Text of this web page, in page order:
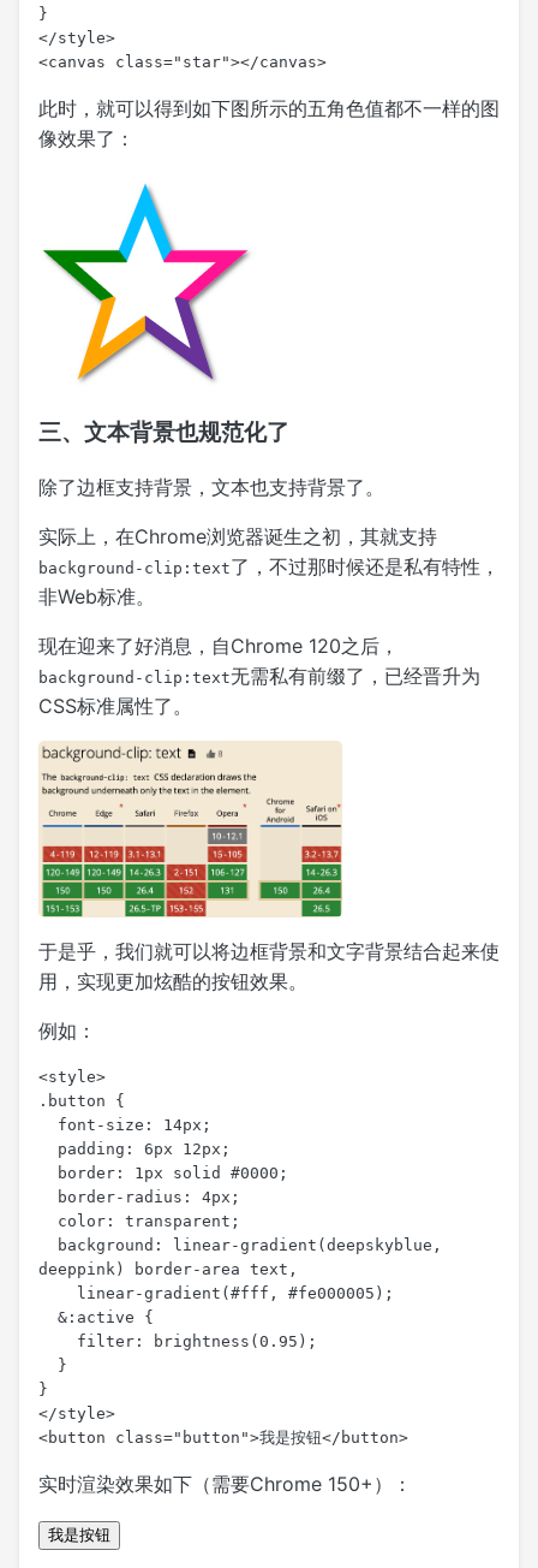
}
</style>
<canvas class="star"></canvas>
此时，就可以得到如下图所示的五角色值都不一样的图
像效果了：
三、文本背景也规范化了
除了边框支持背景，文本也支持背景了。
实际上，在Chrome浏览器诞生之初，其就支持
background-clip:text了，不过那时候还是私有特性，
非Web标准。
现在迎来了好消息，自Chrome 120之后，
background-clip:text无需私有前缀了，已经晋升为
CSS标准属性了。
于是乎，我们就可以将边框背景和文字背景结合起来使
用，实现更加炫酷的按钮效果。
例如：
<style>
.button {
deeppink) border-area text,
}
</style>
<button class="button">我是按钮</button>
实时渲染效果如下（需要Chrome 150+）：
我是按钮